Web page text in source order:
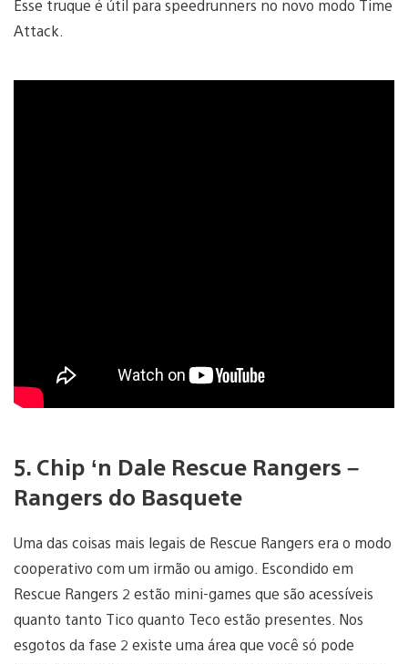
Esse truque é útil para speedrunners no novo modo Time
Attack.
5. Chip ‘n Dale Rescue Rangers –
Rangers do Basquete
Uma das coisas mais legais de Rescue Rangers era o modo
cooperativo com um irmão ou amigo. Escondido em
Rescue Rangers 2 estão mini-games que são acessíveis
quanto tanto Tico quanto Teco estão presentes. Nos
esgotos da fase 2 existe uma área que você só pode